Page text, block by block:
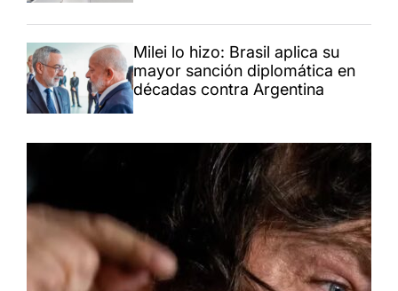
Milei lo hizo: Brasil aplica su
mayor sanción diplomática en
décadas contra Argentina